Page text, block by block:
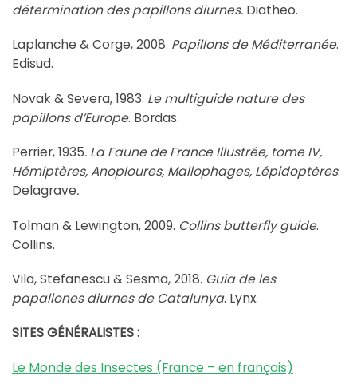
détermination des papillons diurnes. Diatheo.
Laplanche & Corge, 2008. Papillons de Méditerranée.
Edisud.
Novak & Severa, 1983. Le multiguide nature des
papillons d’Europe. Bordas.
Perrier, 1935. La Faune de France Illustrée, tome IV,
Hémiptères, Anoploures, Mallophages, Lépidoptères.
Delagrave.
Tolman & Lewington, 2009. Collins butterfly guide.
Collins.
Vila, Stefanescu & Sesma, 2018. Guia de les
papallones diurnes de Catalunya. Lynx.
SITES GÉNÉRALISTES :
Le Monde des Insectes (France – en français)